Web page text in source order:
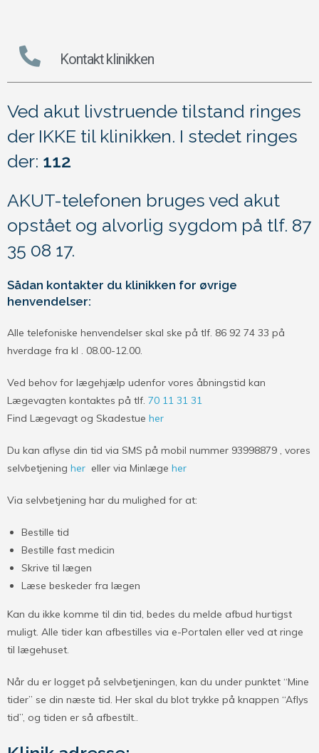
Kontakt klinikken
Ved akut livstruende tilstand ringes
der IKKE til klinikken. I stedet ringes
der: 112
AKUT-telefonen bruges ved akut
opstået og alvorlig sygdom på tlf. 87
35 08 17.
Sådan kontakter du klinikken for øvrige
henvendelser:
Alle telefoniske henvendelser skal ske på tlf. 86 92 74 33 på
hverdage fra kl . 08.00-12.00.
Ved behov for lægehjælp udenfor vores åbningstid kan
Lægevagten kontaktes på tlf. 70 11 31 31
Find Lægevagt og Skadestue her
Du kan aflyse din tid via SMS på mobil nummer 93998879 , vores
selvbetjening her eller via Minlæge her
Via selvbetjening har du mulighed for at:
Bestille tid
Bestille fast medicin
Skrive til lægen
Læse beskeder fra lægen
Kan du ikke komme til din tid, bedes du melde afbud hurtigst
muligt. Alle tider kan afbestilles via e-Portalen eller ved at ringe
til lægehuset.
Når du er logget på selvbetjeningen, kan du under punktet “Mine
tider” se din næste tid. Her skal du blot trykke på knappen “Aflys
tid”, og tiden er så afbestilt..